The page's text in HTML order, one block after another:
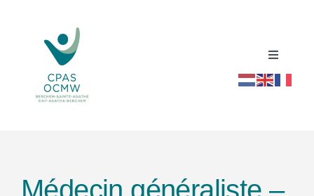
contenu
Toggle
Accueil
Actualités
Médecin généraliste –